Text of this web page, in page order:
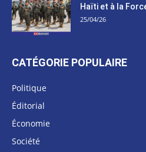
Haïti et à la
25/04/26
CATÉGORIE POPULAIRE
Politique
Éditorial
Économie
Société